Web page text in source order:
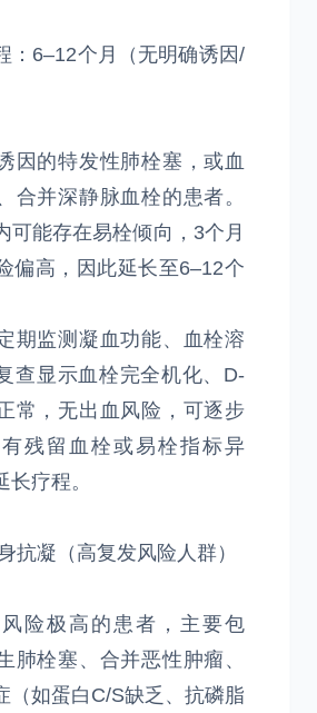
：6–12个月（无明确诱因/
因的特发性肺栓塞，或血
合并深静脉血栓的患者。
可能存在易栓倾向，3个月
偏高，因此延长至6–12个
期监测凝血功能、血栓溶
查显示血栓完全机化、D-
常，无出血风险，可逐步
残留血栓或易栓指标异
疗程。
抗凝（高复发风险人群）
险极高的患者，主要包
肺栓塞、合并恶性肿瘤、
（如蛋白C/S缺乏、抗磷脂